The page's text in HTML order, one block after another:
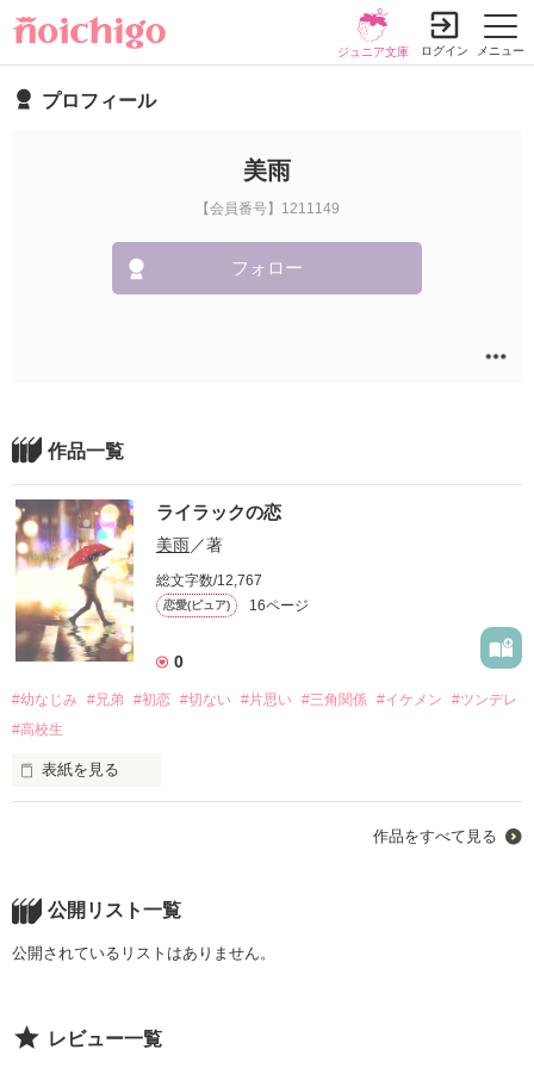
メニュー
ジュニア文庫 ログイン
プロフィール
美雨
【会員番号】1211149
フォロー
作品一覧
ライラックの恋
美雨／著
総文字数/12,767
恋愛(ピュア) 16ページ
0
#幼なじみ #兄弟 #初恋 #切ない #片思い #三角関係 #イケメン
#ツンデレ
#高校生
表紙を見る
少しは大人になれてるかな？
今でも会いたくてたまらなくなる時があるよ。
作品をすべて見る
公開リスト一覧
公開されているリストはありません。
レビュー一覧